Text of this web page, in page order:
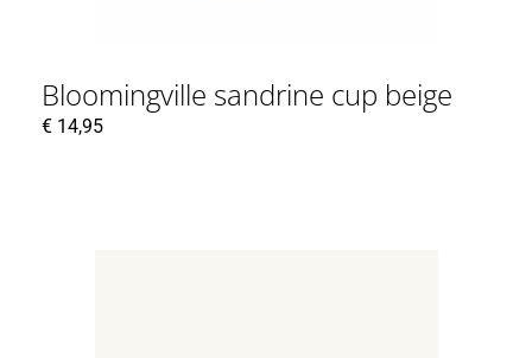
Bloomingville sandrine cup beige
€ 14,95